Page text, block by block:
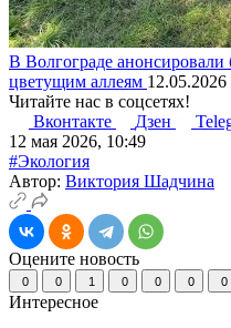
В Волгограде анонсировали
цветущим аллеям 12.05.2026
Читайте нас в соцсетях!
Вконтакте
Дзен
12 мая 2026, 10:49
#Экология
Автор: Виктория Шадчина
Оцените новость
0 0 1 0 0 0 0
Интересное